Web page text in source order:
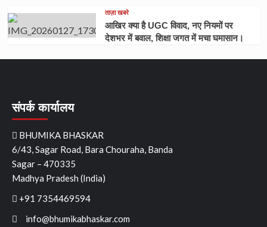
ताज़ा खबरे
आखिर क्या है UGC विवाद, नए नियमों पर
देशभर में बवाल, शिक्षा जगत में मचा घमासान।
संपर्क कार्यालय
BHUMIKA BHASKAR
6/43, Sagar Road, Bara Chouraha, Banda
Sagar – 470335
Madhya Pradesh (India)
+91 7354469594
info@bhumikabhaskar.com